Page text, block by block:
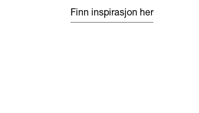
Finn inspirasjon her